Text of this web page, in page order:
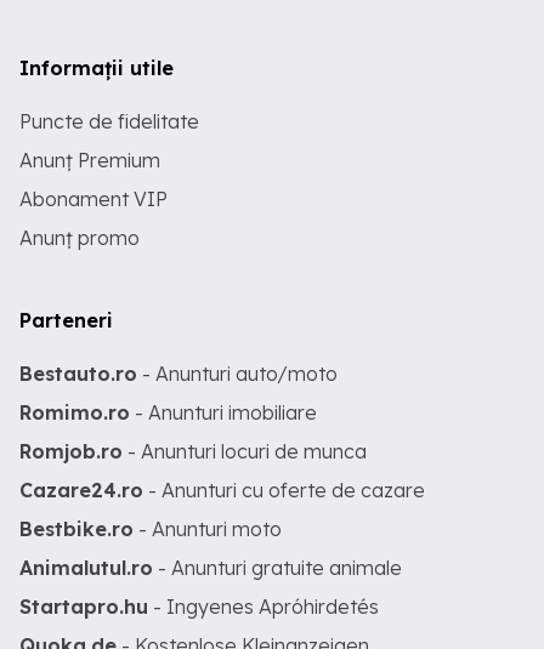
Informații utile
Puncte de fidelitate
Anunț Premium
Abonament VIP
Anunț promo
Parteneri
Bestauto.ro - Anunturi auto/moto
Romimo.ro - Anunturi imobiliare
Romjob.ro - Anunturi locuri de munca
Cazare24.ro - Anunturi cu oferte de cazare
Bestbike.ro - Anunturi moto
Animalutul.ro - Anunturi gratuite animale
Startapro.hu - Ingyenes Apróhirdetés